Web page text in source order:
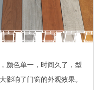
颜色单一，时间久了，型
影响了门窗的外观效果。